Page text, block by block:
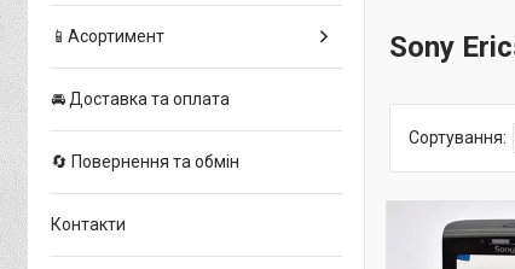
Sony
📱Асортимент
🚘 Доставка та оплата
🔄 Повернення та обмін
Контакти